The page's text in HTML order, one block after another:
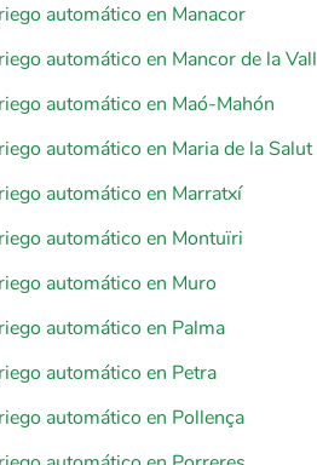
automático en Manacor
automático en Mancor de la Vall
automático en Maó-Mahón
automático en Maria de la Salut
automático en Marratxí
automático en Montuïri
automático en Muro
automático en Palma
automático en Petra
automático en Pollença